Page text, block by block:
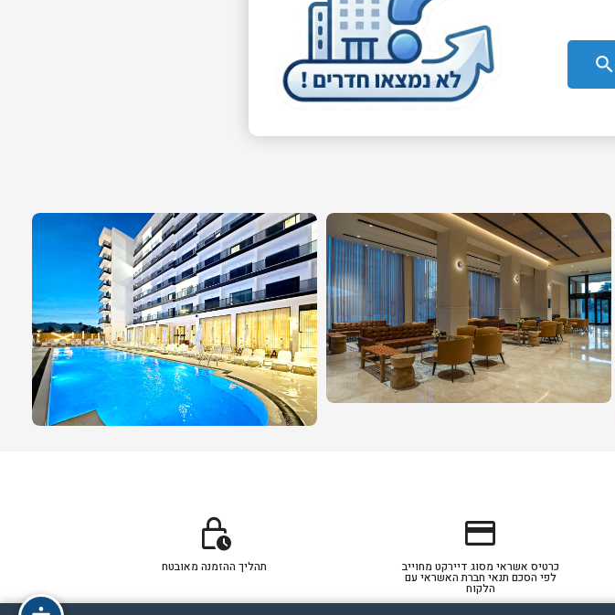
search
credit_card
כרטיס אשראי מסוג דיירקט מחוייב
לפי הסכם תנאי חברת האשראי עם
הלקוח
lock_clock
תהליך ההזמנה מאובטח